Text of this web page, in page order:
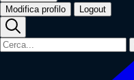
Modifica profilo Logout